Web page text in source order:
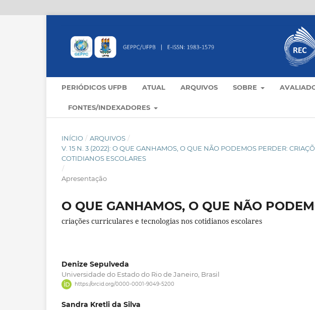
PERIÓDICOS UFPB ATUAL ARQUIVOS SOBRE
FONTES/INDEXADORES
INÍCIO / ARQUIVOS /
V. 15 N. 3 (2022): O QUE GANHAMOS, O QUE NÃO PODEMOS PERDER:
COTIDIANOS ESCOLARES
/
Apresentação
O QUE GANHAMOS, O QUE NÃO
criações curriculares e tecnologias nos cotidianos escolares
Denize Sepulveda
Universidade do Estado do Rio de Janeiro, Brasil
https://orcid.org/0000-0001-9049-5200
Sandra Kretli da Silva